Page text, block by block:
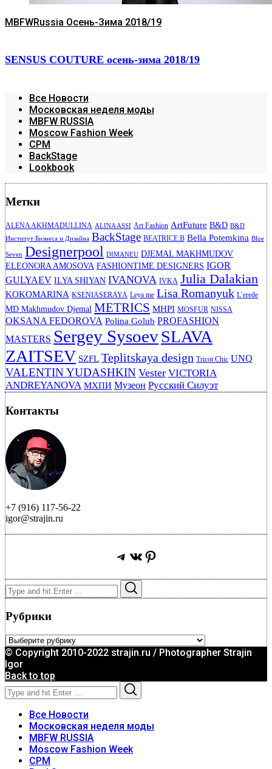
MBFWRussia Осень-Зима 2018/19
SENSUS COUTURE осень-зима 2018/19
Все Новости
Московская неделя моды
MBFW RUSSIA
Moscow Fashion Week
CPM
BackStage
Lookbook
Метки
ALENA AKHMADULLINA ALINA ASSI Art Fashion ArtFuture B&D B&D
Институт Бизнеса и Дизайна BackStage BEATRICE.B Bella Potemkina Blue
Seven Designerpool DIMANEU DJEMAL MAKHMUDOV
ELEONORA AMOSOVA FASHIONTIME DESIGNERS IGOR
GULYAEV ILYA SHIYAN IVANOVA IVKA Julia Dalakian
KOKOMARINA KSENIASERAYA Leya me Lisa Romanyuk L’erede
MD Makhmudov Djemal METRICS MHPI MOSFUR NISSA
OKSANA FEDOROVA Polina Golub PROFASHION
MASTERS Sergey SysoevSLAVA
ZAITSEV SZFL Teplitskaya design Tricot Chic UNQ
VALENTIN YUDASHKIN Vester VICTORIA
ANDREYANOVA МХПИ Музеон Русский Силуэт
Контакты
+7 (916) 117-56-22
igor@strajin.ru
Telegram
ВКонтакте
Pinterest
Search
for:
Рубрики
Рубрики
© Copyright 2010-2022 strajin.ru / Photographer Strajin
Igor
Back to top
Search
for:
Все Новости
Московская неделя моды
MBFW RUSSIA
Moscow Fashion Week
CPM